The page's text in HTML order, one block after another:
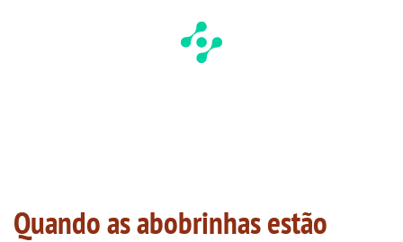
Quando as abobrinhas estão